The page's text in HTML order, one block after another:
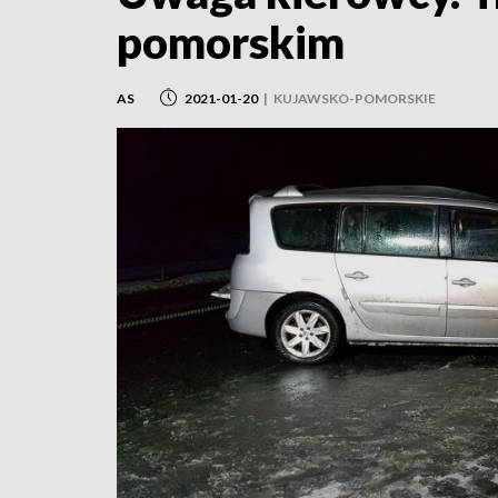
pomorskim
AS 2021-01-20 | KUJAWSKO-POMORSKIE